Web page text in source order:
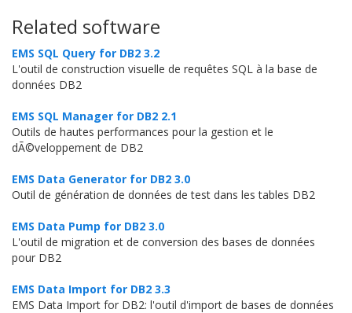
Related software
EMS SQL Query for DB2 3.2
L'outil de construction visuelle de requêtes SQL à la base de
données DB2
EMS SQL Manager for DB2 2.1
Outils de hautes performances pour la gestion et le
dÃ©veloppement de DB2
EMS Data Generator for DB2 3.0
Outil de génération de données de test dans les tables DB2
EMS Data Pump for DB2 3.0
L'outil de migration et de conversion des bases de données
pour DB2
EMS Data Import for DB2 3.3
EMS Data Import for DB2: l'outil d'import de bases de données